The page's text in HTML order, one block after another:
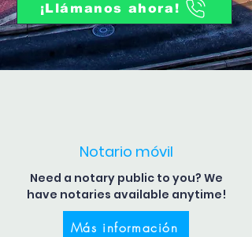
¡Llámanos ahora!
Notario móvil
Need a notary public to you? We
have notaries available anytime!
Más información